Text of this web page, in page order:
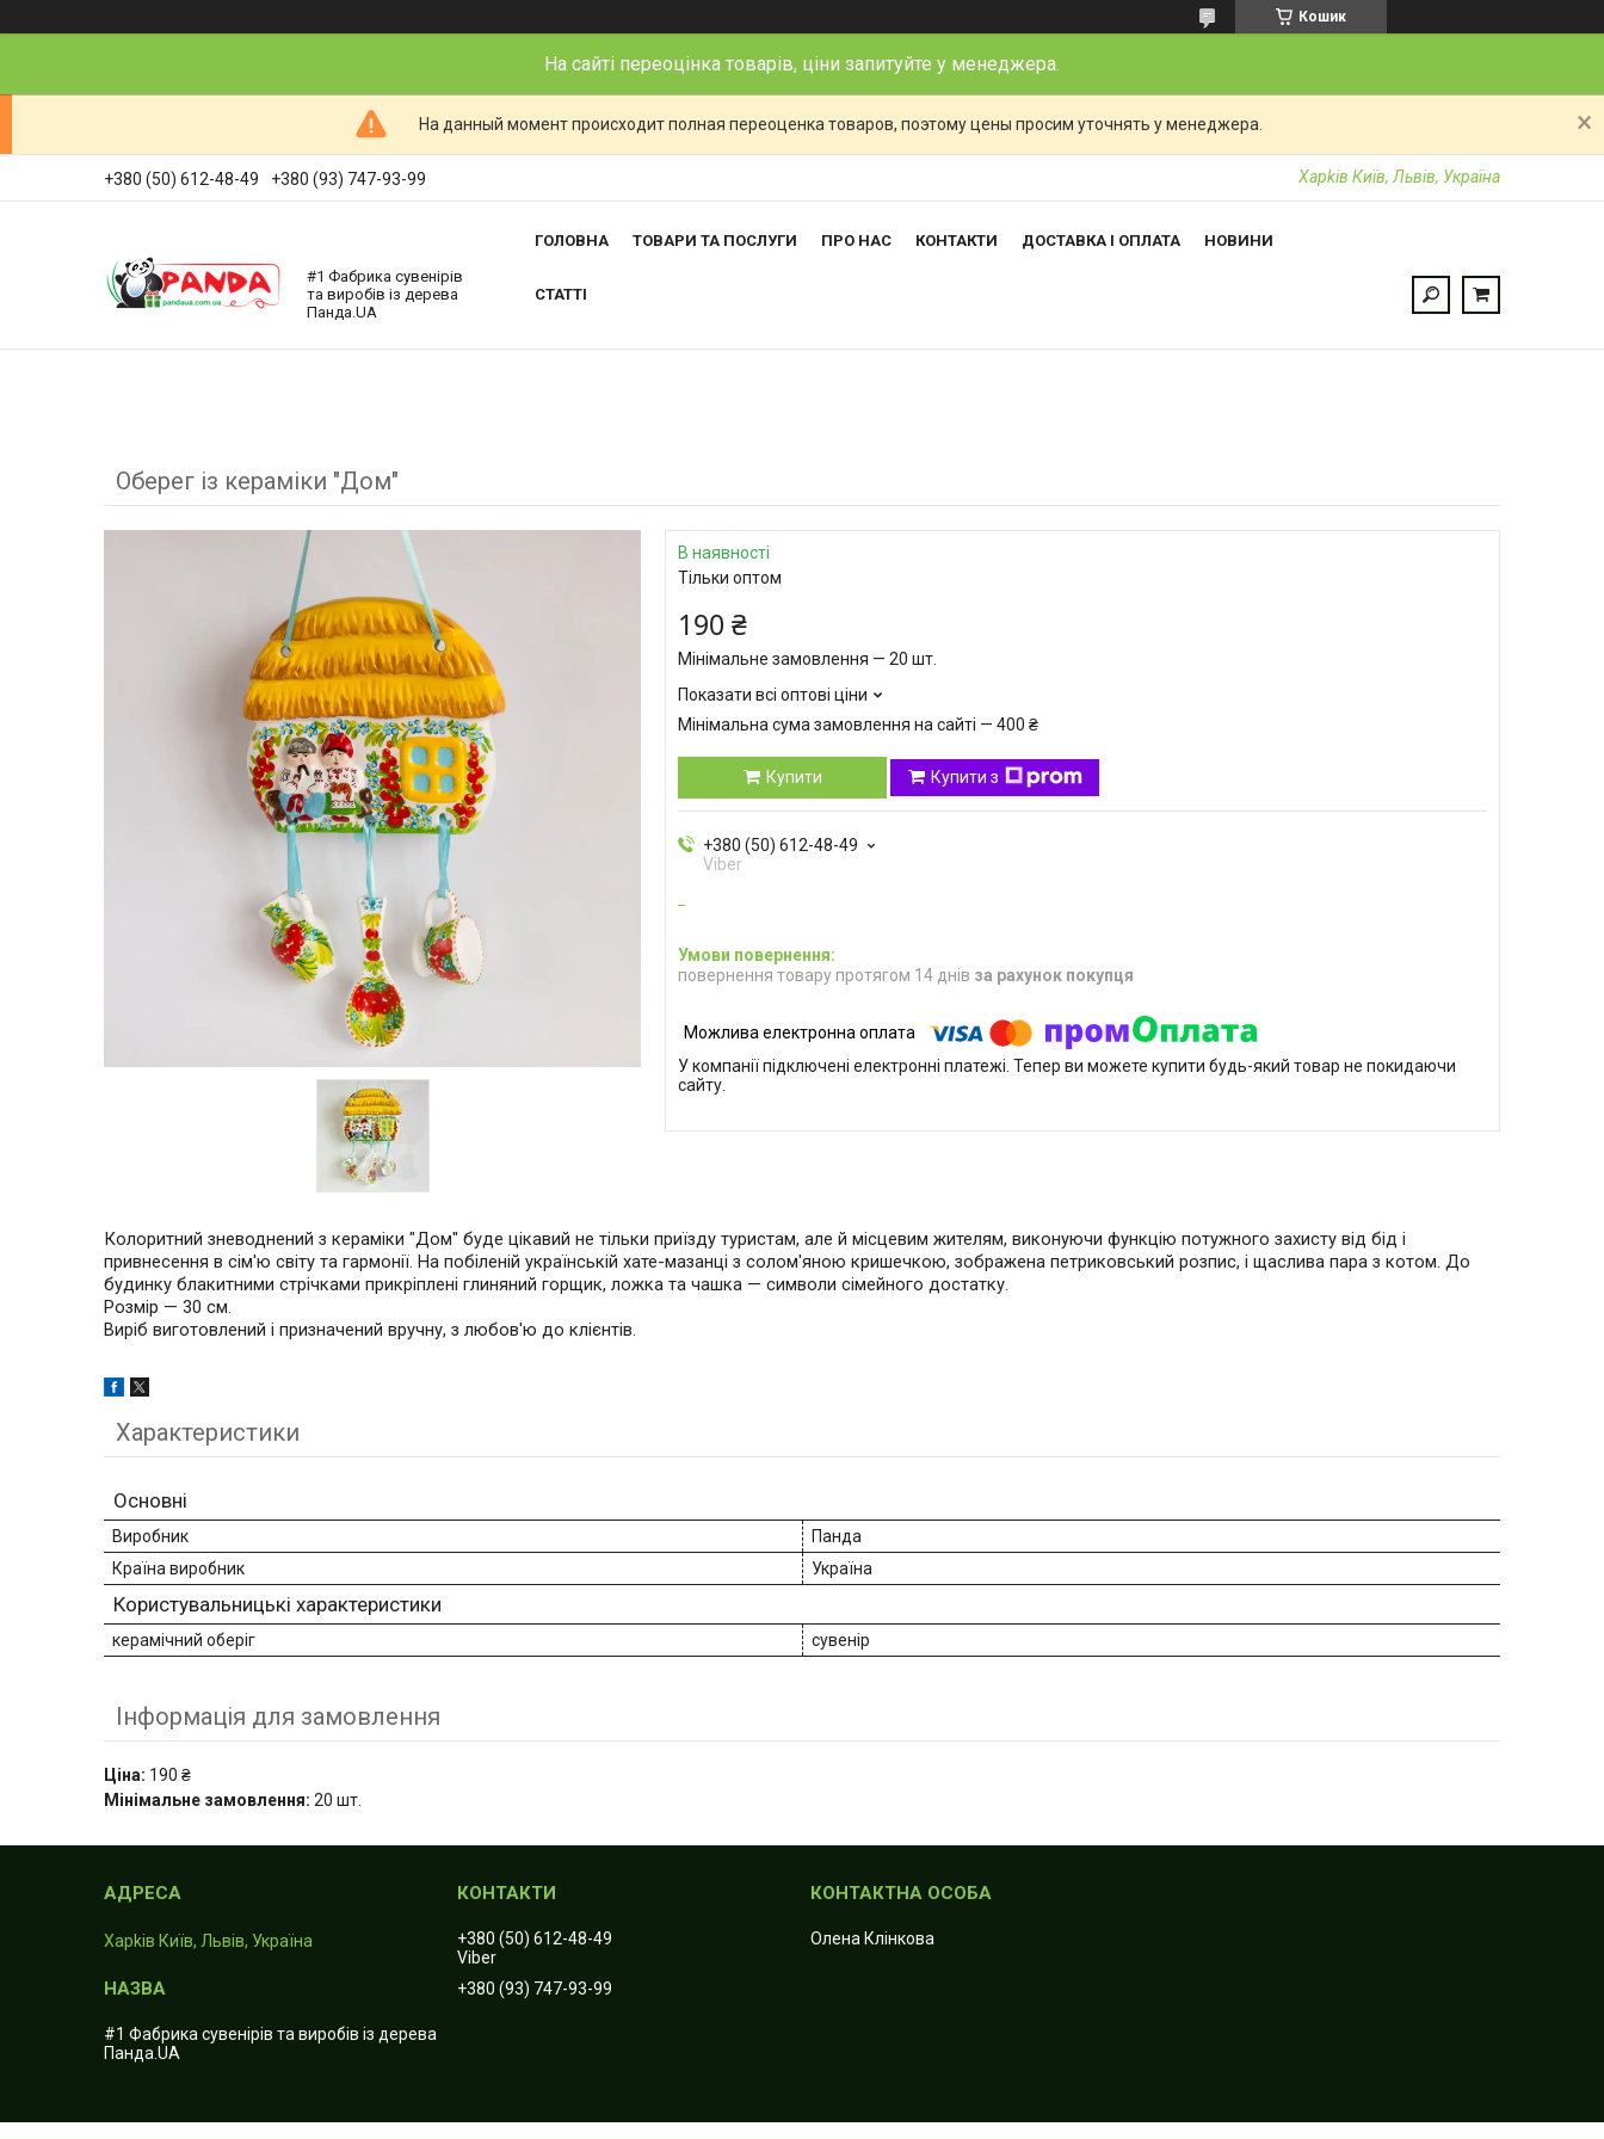
Кошик
На сайті переоцінка товарів, ціни запитуйте у менеджера.
На данный момент происходит полная переоценка товаров, поэтому цены просим уточнять у менеджера.
+380 (50) 612-48-49 +380 (93) 747-93-99 Харkiв Київ, Львів, Україна
#1 Фабрика сувенірів
та виробів із дерева
Панда.UA
ГОЛОВНА ТОВАРИ ТА ПОСЛУГИ ПРО НАС КОНТАКТИ ДОСТАВКА І ОПЛАТА НОВИНИ
СТАТТІ
Оберег із кераміки "Дом"
В наявності
Тільки оптом
190 ₴
Мінімальне замовлення — 20 шт.
Показати всі оптові ціни
Мінімальна сума замовлення на сайті — 400 ₴
Купити Купити з
+380 (50) 612-48-49
Viber
повернення товару протягом 14 днів за рахунок покупця
У компанії підключені електронні платежі. Тепер ви можете купити будь-який товар не покидаючи
сайту.
Колоритний зневоднений з кераміки "Дом" буде цікавий не тільки приїзду туристам, але й місцевим жителям, виконуючи функцію потужного захисту від бід і
привнесення в сім'ю світу та гармонії. На побіленій українській хате-мазанці з солом'яною кришечкою, зображена петриковський розпис, і щаслива пара з котом. До
будинку блакитними стрічками прикріплені глиняний горщик, ложка та чашка — символи сімейного достатку.
Розмір — 30 см.
Виріб виготовлений і призначений вручну, з любов'ю до клієнтів.
Характеристики
Основні
Виробник
Панда
Країна виробник
Україна
Користувальницькі характеристики
керамічний оберіг сувенір
Інформація для замовлення
Ціна: 190 ₴
Мінімальне замовлення: 20 шт.
Харkiв Київ, Львів, Україна
#1 Фабрика сувенірів та виробів із дерева
Панда.UA
+380 (50) 612-48-49
Viber
+380 (93) 747-93-99
Олена Клiнкова